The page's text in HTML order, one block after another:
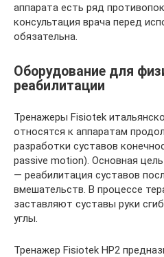
аппарата есть ряд
консультация врача перед
обязательна.
Оборудование для
реабилитации
Тренажеры Fisiotek
относятся к аппаратам
разработки суставов
passive motion). Основная
— реабилитация суставов
вмешательств. В процессе
заставляют суставы руки
углы.
Тренажер Fisiotek HP2